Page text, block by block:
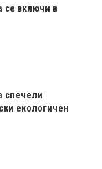
се включи в
спечели
екологичен